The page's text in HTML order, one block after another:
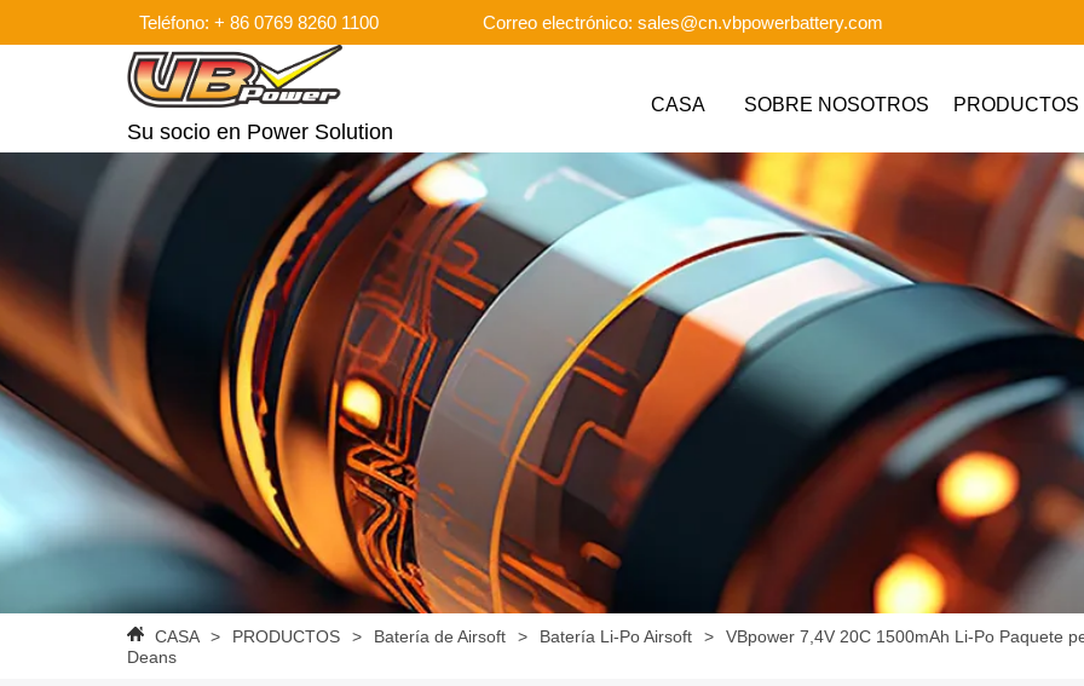
Teléfono: + 86 0769 8260 1100 Correo electrónico: sales@cn.vbpowerbattery.com
Su socio en Power Solution
CASA SOBRE NOSOTROS PRODUCTOS
CASA > PRODUCTOS > Batería de Airsoft > Batería Li-Po Airsoft >
VBpower 7,4V 20C 1500mAh Li-Po Paquete
Deans